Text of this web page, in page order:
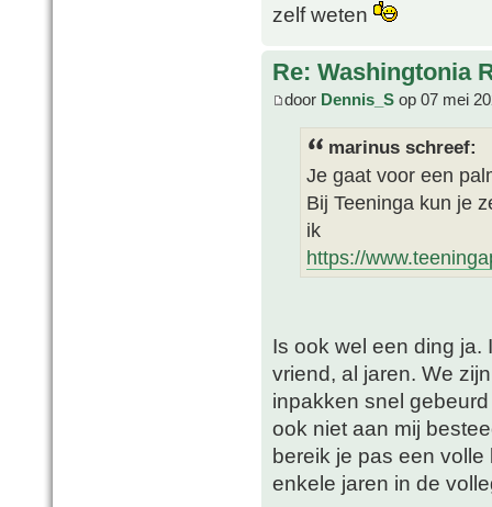
zelf weten
Re: Washingtonia
door Dennis_S op 07 mei
marinus schreef:
Je gaat voor een
Bij Teeninga kun je
ik
https://
Is ook wel een ding ja.
vriend, al jaren. We
inpakken snel
ook niet aan mij
bereik je pas een
enkele jaren in de